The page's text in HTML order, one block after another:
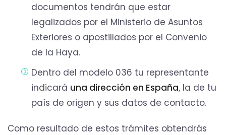
documentos tendrán que estar
legalizados por el Ministerio de Asuntos
Exteriores o apostillados por el Convenio
de la Haya.
Dentro del modelo 036 tu representante
indicará una dirección en España, la de tu
país de origen y sus datos de contacto.
Como resultado de estos trámites obtendrás